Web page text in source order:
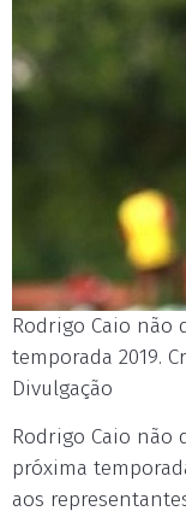
Rodrigo Caio não
temporada 2019.
Divulgação
Rodrigo Caio não
próxima
aos